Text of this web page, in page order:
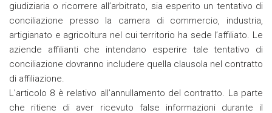
giudiziaria o ricorrere all’arbitrato, sia esperito un tentativo di
conciliazione presso la camera di commercio, industria,
artigianato e agricoltura nel cui territorio ha sede l’affiliato. Le
aziende affilianti che intendano esperire tale tentativo di
conciliazione dovranno includere quella clausola nel contratto
di affiliazione.
L’articolo 8 è relativo all’annullamento del contratto. La parte
che ritiene di aver ricevuto false informazioni durante il